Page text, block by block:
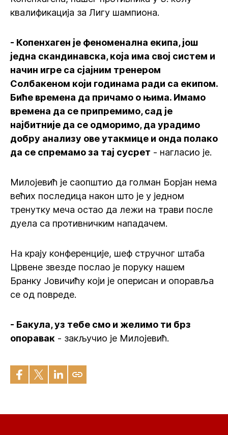
квалификација за Лигу шампиона.
- Копенхаген је феноменална екипа, још
једна скандинавска, која има свој систем и
начин игре са сјајним тренером
Солбакеном који годинама ради са екипом.
Биће времена да причамо о њима. Имамо
времена да се припремимо, сад је
најбитније да се одморимо, да урадимо
добру анализу ове утакмице и онда полако
да се спремамо за тај сусрет - нагласио је.
Милојевић је саопштио да голман Борјан нема
већих последица након што је у једном
тренутку меча остао да лежи на трави после
дуела са противничким нападачем.
На крају конференције, шеф стручног штаба
Црвене звезде послао је поруку нашем
Бранку Јовичићу који је оперисан и опоравља
се од повреде.
- Бакула, уз тебе смо и желимо ти брз
опоравак - закључио је Милојевић.